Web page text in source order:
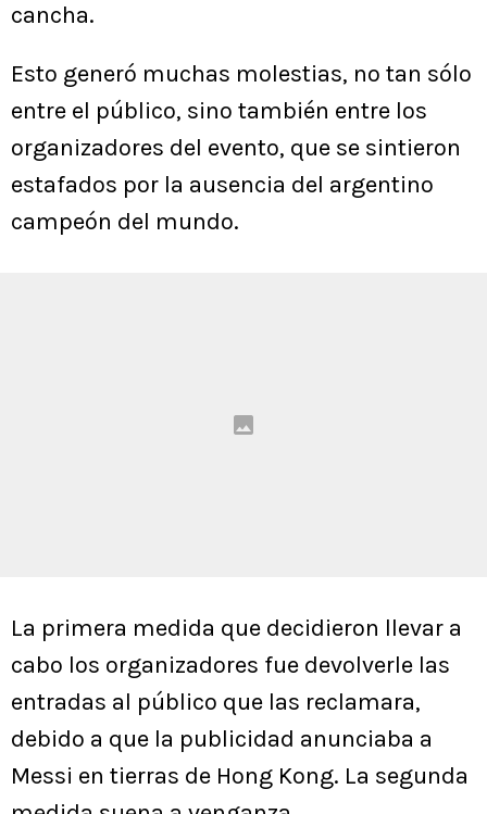
cancha.
Esto generó muchas molestias, no tan sólo
entre el público, sino también entre los
organizadores del evento, que se sintieron
estafados por la ausencia del argentino
campeón del mundo.
La primera medida que decidieron llevar a
cabo los organizadores fue devolverle las
entradas al público que las reclamara,
debido a que la publicidad anunciaba a
Messi en tierras de Hong Kong. La segunda